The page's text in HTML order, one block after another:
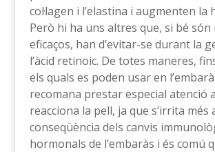
col·lagen i l’elastina i augmenten la
Però hi ha uns altres que, si bé són
eficaços, han d’evitar-se durant la
l’àcid retinoic. De totes maneres,
els quals es poden usar en
recomana prestar especial atenció
reacciona la pell, ja que s’irrita més
conseqüència dels canvis
hormonals de l’embaràs i és comú